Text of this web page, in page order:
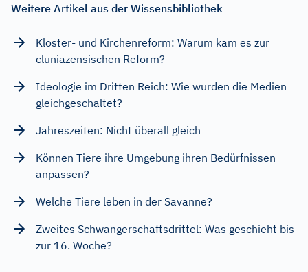
Weitere Artikel aus der Wissensbibliothek
Kloster- und Kirchenreform: Warum kam es zur
cluniazensischen Reform?
Ideologie im Dritten Reich: Wie wurden die Medien
gleichgeschaltet?
Jahreszeiten: Nicht überall gleich
Können Tiere ihre Umgebung ihren Bedürfnissen
anpassen?
Welche Tiere leben in der Savanne?
Zweites Schwangerschaftsdrittel: Was geschieht bis
zur 16. Woche?